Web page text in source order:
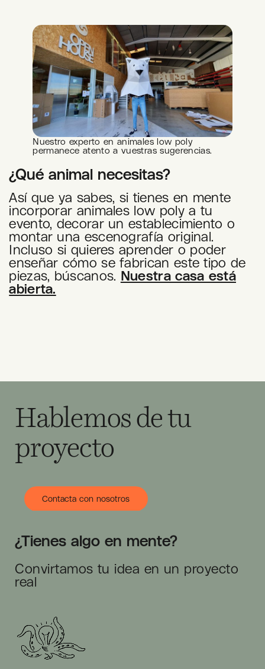
Nuestro experto en animales low poly
permanece atento a vuestras sugerencias.
¿Qué animal necesitas?
Así que ya sabes, si tienes en mente
incorporar animales low poly a tu
evento, decorar un establecimiento o
montar una escenografía original.
Incluso si quieres aprender o poder
enseñar cómo se fabrican este tipo de
piezas, búscanos. Nuestra casa está
abierta.
Hablemos de tu
proyecto
Contacta con nosotros
¿Tienes algo en mente?
Convirtamos tu idea en un proyecto
real